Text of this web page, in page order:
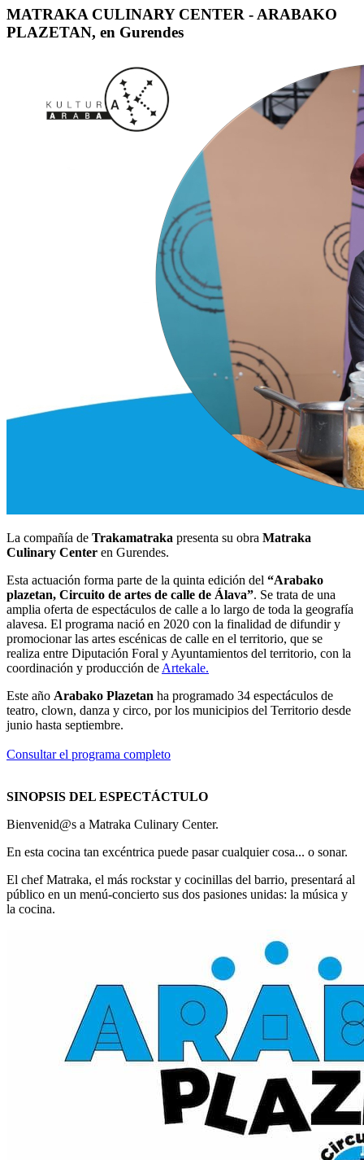
MATRAKA CULINARY CENTER - ARABAKO
PLAZETAN, en Gurendes
La compañía de Trakamatraka presenta su obra Matraka
Culinary Center en Gurendes.
Esta actuación forma parte de la quinta edición del “Arabako
plazetan, Circuito de artes de calle de Álava”. Se trata de una
amplia oferta de espectáculos de calle a lo largo de toda la geografía
alavesa. El programa nació en 2020 con la finalidad de difundir y
promocionar las artes escénicas de calle en el territorio, que se
realiza entre Diputación Foral y Ayuntamientos del territorio, con la
coordinación y producción de Artekale.
Este año Arabako Plazetan ha programado 34 espectáculos de
teatro, clown, danza y circo, por los municipios del Territorio desde
junio hasta septiembre.
Consultar el programa completo
SINOPSIS DEL ESPECTÁCTULO
Bienvenid@s a Matraka Culinary Center.
En esta cocina tan excéntrica puede pasar cualquier cosa... o sonar.
El chef Matraka, el más rockstar y cocinillas del barrio, presentará al
público en un menú-concierto sus dos pasiones unidas: la música y
la cocina.